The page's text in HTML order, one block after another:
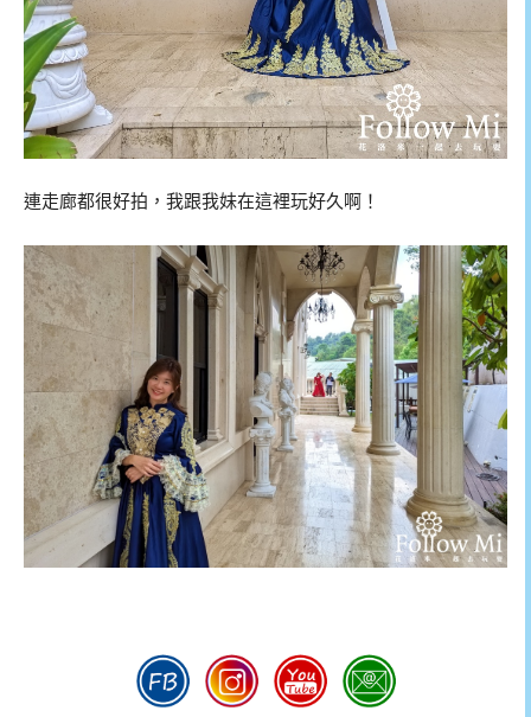
連走廊都很好拍，我跟我妹在這裡玩好久啊！